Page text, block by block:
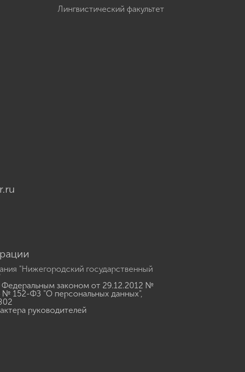
Лингвистический факультет
"Нижегородский государственный
Федеральным законом от 29.12.2012 №
152-ФЗ "О персональных данных",
руководителей